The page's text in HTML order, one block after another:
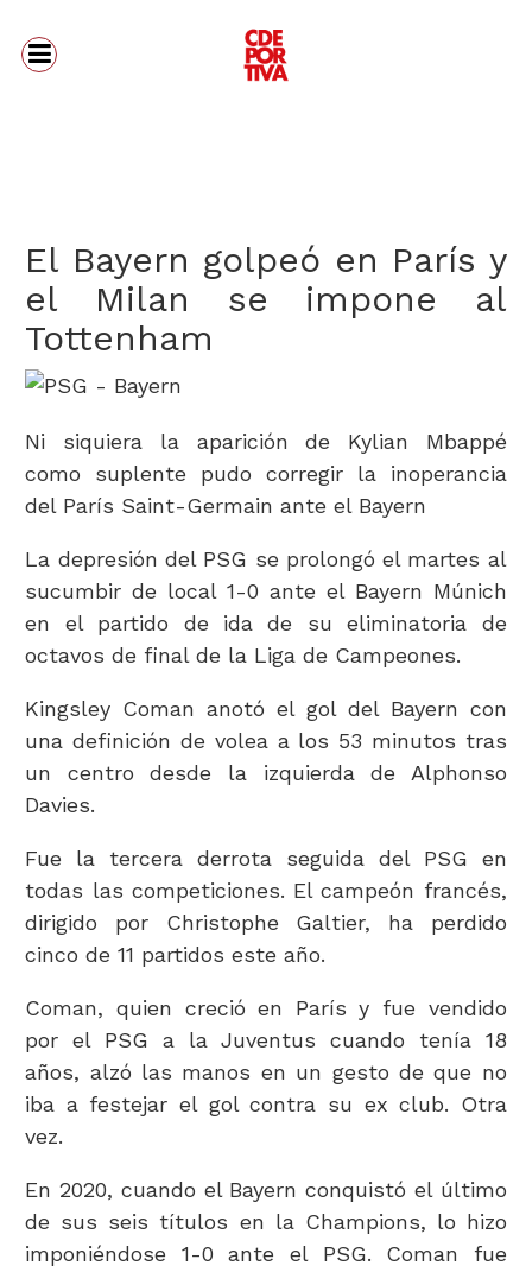
El Bayern golpeó en París y
el Milan se impone al
Tottenham
Ni siquiera la aparición de Kylian Mbappé
como suplente pudo corregir la inoperancia
del París Saint-Germain ante el Bayern
La depresión del PSG se prolongó el martes al
sucumbir de local 1-0 ante el Bayern Múnich
en el partido de ida de su eliminatoria de
octavos de final de la Liga de Campeones.
Kingsley Coman anotó el gol del Bayern con
una definición de volea a los 53 minutos tras
un centro desde la izquierda de Alphonso
Davies.
Fue la tercera derrota seguida del PSG en
todas las competiciones. El campeón francés,
dirigido por Christophe Galtier, ha perdido
cinco de 11 partidos este año.
Coman, quien creció en París y fue vendido
por el PSG a la Juventus cuando tenía 18
años, alzó las manos en un gesto de que no
iba a festejar el gol contra su ex club. Otra
vez.
En 2020, cuando el Bayern conquistó el último
de sus seis títulos en la Champions, lo hizo
imponiéndose 1-0 ante el PSG. Coman fue